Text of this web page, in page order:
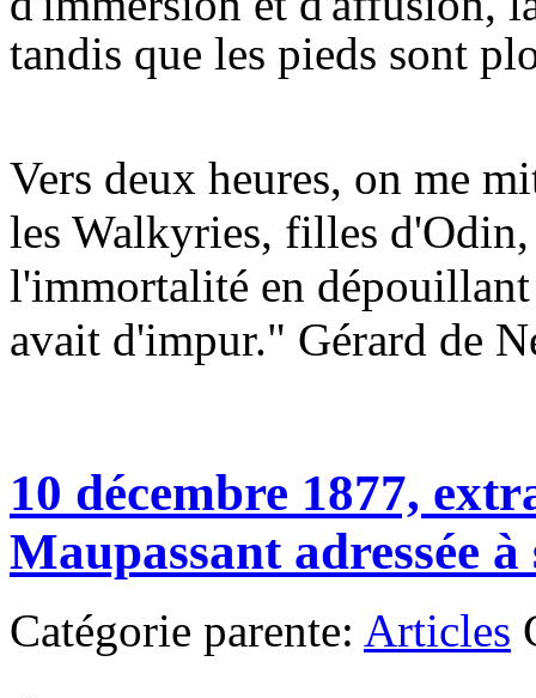
tandis que les pieds sont
Vers deux heures, on me
les Walkyries, filles
l'immortalité en
avait d'impur." Gérard de
10 décembre 1877,
Maupassant adressée
Catégorie parente: Articles